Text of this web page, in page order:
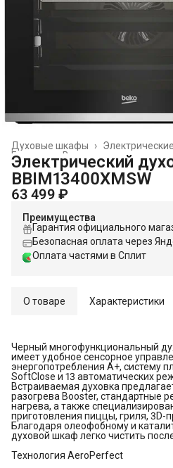
Духовые шкафы
›
Встраиваемая техника
Главная
Электрический
BBIM13400XMSW
63 499 ₽
Преимущества
Гарантия официального
Безопасная оплата через
Оплата частями в Сплит
О товаре Характеристики
Черный многофункциональный
имеет удобное сенсорное
энергопотребления А+, систему
SoftClose и 13 автоматических
Встраиваемая духовка
разогрева Booster, стандартные
нагрева, а также
приготовления пиццы, гриля, 3D-
Благодаря олеофобному и
духовой шкаф легко чистить
Технология AeroPerfect